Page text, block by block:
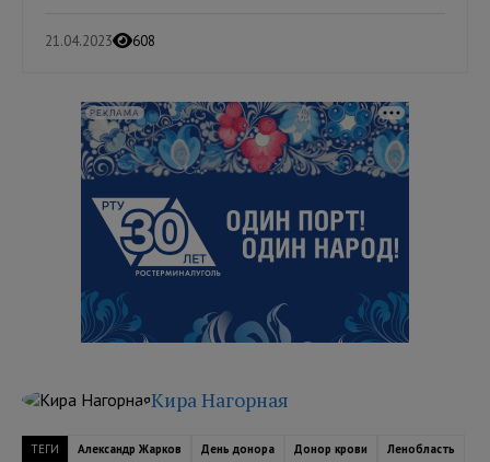
21.04.2023 608
РЕКЛАМА
Кира Нагорная
ТЕГИ Александр Жарков День донора Донор крови
Ленобласть